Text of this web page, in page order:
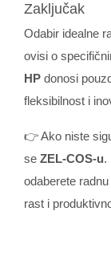
Zaključak
Odabir idealne
ovisi o
HP donosi
fleksibilnost i
👉 Ako niste
se ZEL-COS-u.
odaberete
rast i